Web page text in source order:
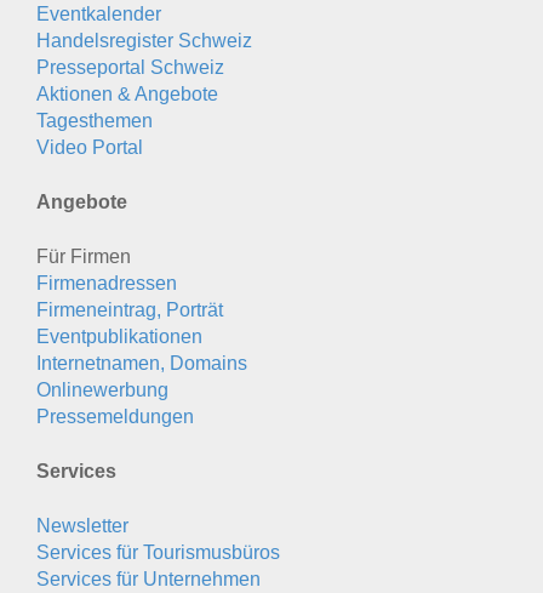
Eventkalender
Handelsregister Schweiz
Presseportal Schweiz
Aktionen & Angebote
Tagesthemen
Video Portal
Angebote
Für Firmen
Firmenadressen
Firmeneintrag, Porträt
Eventpublikationen
Internetnamen, Domains
Onlinewerbung
Pressemeldungen
Services
Newsletter
Services für Tourismusbüros
Services für Unternehmen